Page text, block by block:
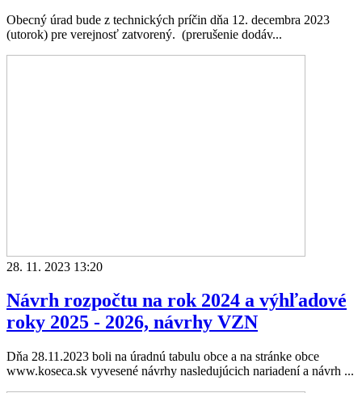
Obecný úrad bude z technických príčin dňa 12. decembra 2023
(utorok) pre verejnosť zatvorený. (prerušenie dodáv...
28. 11. 2023 13:20
Návrh rozpočtu na rok 2024 a výhľadové
roky 2025 - 2026, návrhy VZN
Dňa 28.11.2023 boli na úradnú tabulu obce a na stránke obce
www.koseca.sk vyvesené návrhy nasledujúcich nariadení a návrh ...